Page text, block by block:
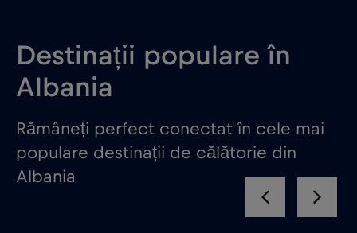
Destinații populare în
Albania
Rămâneți perfect conectat în cele mai
populare destinații de călătorie din
Albania